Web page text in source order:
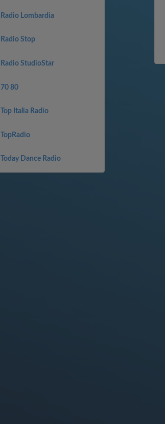
Radio Lombardia
Radio Stop
Radio StudioStar
70 80
Top Italia Radio
TopRadio
Today Dance Radio